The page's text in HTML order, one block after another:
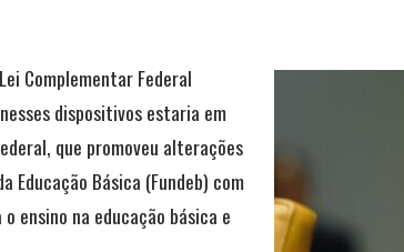
Complementar Federal
dispositivos estaria em
que promoveu alterações
Educação Básica (Fundeb) com
ensino na educação básica e